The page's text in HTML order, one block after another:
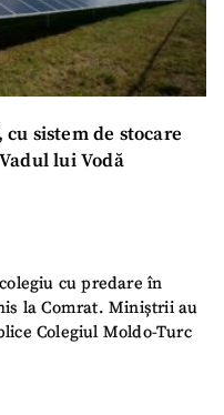
sistem de stocare
lui Vodă
cu predare în
la Comrat. Miniștrii au
Colegiul Moldo-Turc